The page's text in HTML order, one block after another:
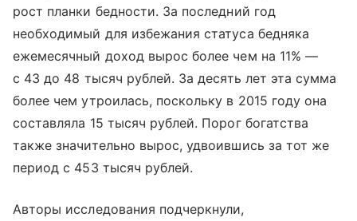
рост планки бедности. За последний год
необходимый для избежания статуса бедняка
ежемесячный доход вырос более чем на 11% —
с 43 до 48 тысяч рублей. За десять лет эта сумма
более чем утроилась, поскольку в 2015 году она
составляла 15 тысяч рублей. Порог богатства
также значительно вырос, удвоившись за тот же
период с 453 тысяч рублей.
Авторы исследования подчеркнули,